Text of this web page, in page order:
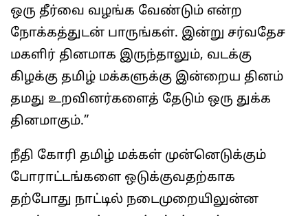
ஒரு தீர்வை வழங்க வேண்டும் என்ற
நோக்கத்துடன் பாருங்கள். இன்று சர்வதேச
மகளிர் தினமாக இருந்தாலும், வடக்கு
கிழக்கு தமிழ் மக்களுக்கு இன்றைய தினம்
தமது உறவினர்களைத் தேடும் ஒரு துக்க
தினமாகும்.”
நீதி கோரி தமிழ் மக்கள் முன்னெடுக்கும்
போராட்டங்களை ஒடுக்குவதற்காக
தற்போது நாட்டில் நடைமுறையிலுன்ன